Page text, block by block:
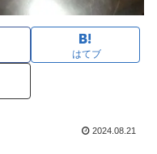
はてブ
2024.08.21